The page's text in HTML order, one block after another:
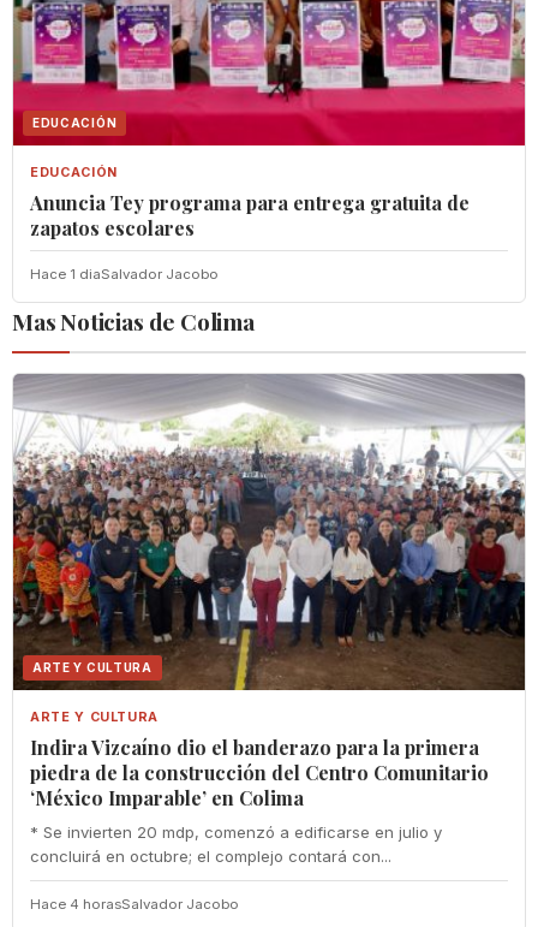
EDUCACIÓN
EDUCACIÓN
‎Anuncia Tey programa para entrega gratuita de
zapatos escolares
Hace 1 diaSalvador Jacobo
Mas Noticias de Colima
ARTE Y CULTURA
ARTE Y CULTURA
Indira Vizcaíno dio el banderazo para la primera
piedra de la construcción del Centro Comunitario
‘México Imparable’ en Colima
* Se invierten 20 mdp, comenzó a edificarse en julio y
concluirá en octubre; el complejo contará con...
Hace 4 horasSalvador Jacobo